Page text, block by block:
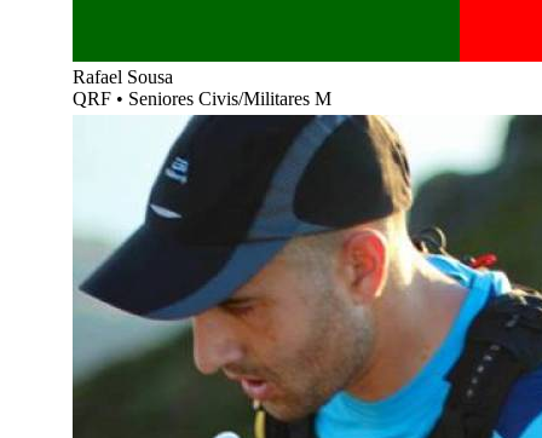
Rafael Sousa
QRF • Seniores Civis/Militares M